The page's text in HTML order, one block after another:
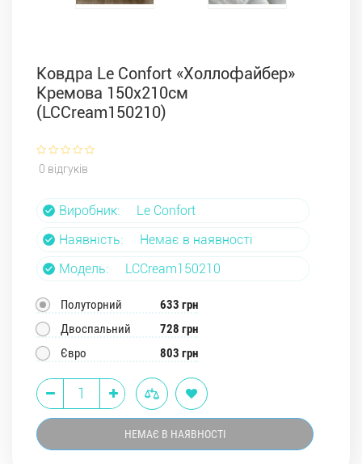
Ковдра Le Confort «Холлофайбер»
Кремова 150х210см
(LCCream150210)
0 відгуків
Виробник:
Le Confort
Наявність:
Немає в наявності
Модель:
LCCream150210
Полуторний
633 грн
Двоспальний
728 грн
Євро
803 грн
НЕМАЄ В НАЯВНОСТІ